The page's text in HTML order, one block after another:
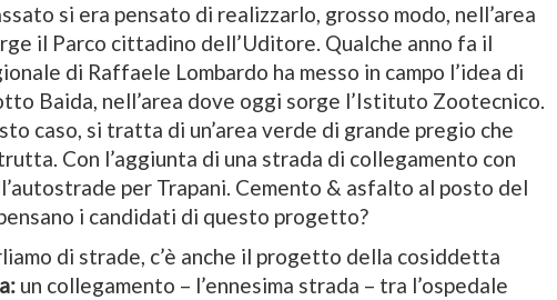
si era pensato di realizzarlo, grosso modo, nell’area
il Parco cittadino dell’Uditore. Qualche anno fa il
di Raffaele Lombardo ha messo in campo l’idea di
Baida, nell’area dove oggi sorge l’Istituto Zootecnico.
caso, si tratta di un’area verde di grande pregio che
Con l’aggiunta di una strada di collegamento con
per Trapani. Cemento & asfalto al posto del
i candidati di questo progetto?
di strade, c’è anche il progetto della cosiddetta
un collegamento – l’ennesima strada – tra l’ospedale